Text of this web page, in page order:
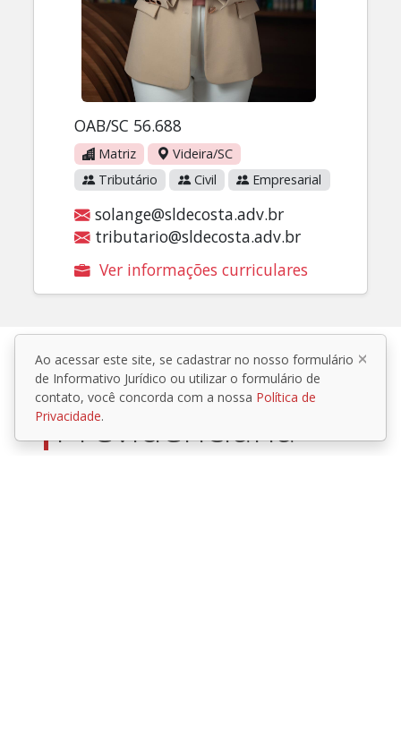
OAB/SC 56.688
Matriz
Videira/SC
Tributário
Civil Empresarial
solange@sldecosta.adv.br
tributario@sldecosta.adv.br
Ver informações curriculares
Sócios da área
Previdenciária
Ao acessar este site, se cadastrar no nosso formulário
de Informativo Jurídico ou utilizar o formulário de
contato, você concorda com a nossa Política de
Privacidade.